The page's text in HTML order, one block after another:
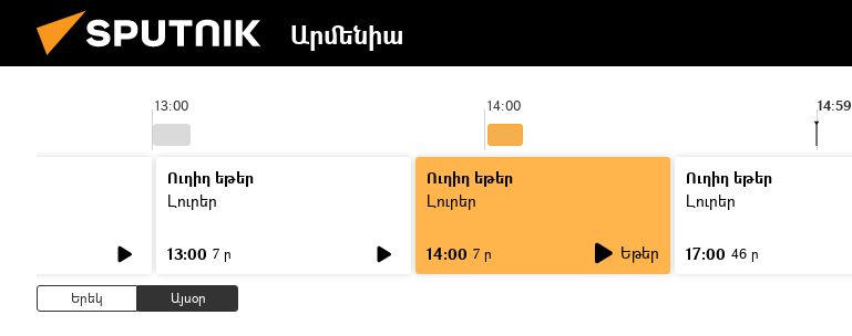
Արմենիա
13:00 14:00 14:59
Ուղիղ եթեր
Լուրեր
13:00 7 ր
Ուղիղ եթեր
Լուրեր
14:00 7 ր Եթեր
Ուղիղ եթեր
Լուրեր
17:00 46 ր
Երեկ Այսօր